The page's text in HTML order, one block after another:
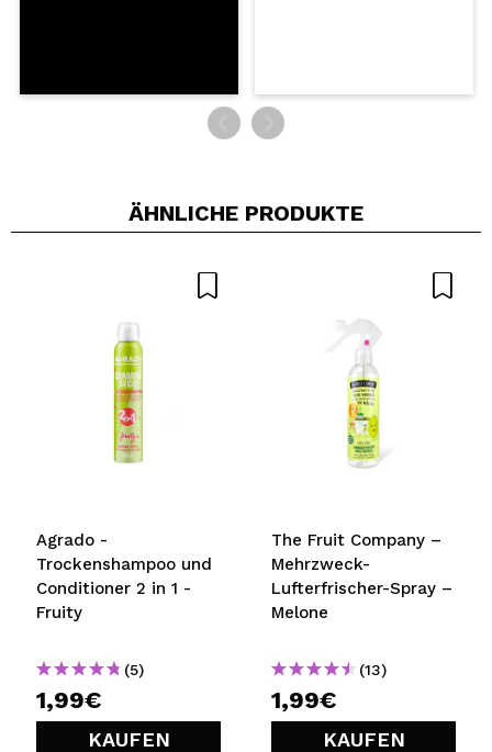
ÄHNLICHE PRODUKTE
Agrado -
Trockenshampoo und
Conditioner 2 in 1 -
Fruity
(5)
1,99€
KAUFEN
The Fruit Company –
Mehrzweck-
Lufterfrischer-Spray –
Melone
(13)
1,99€
KAUFEN